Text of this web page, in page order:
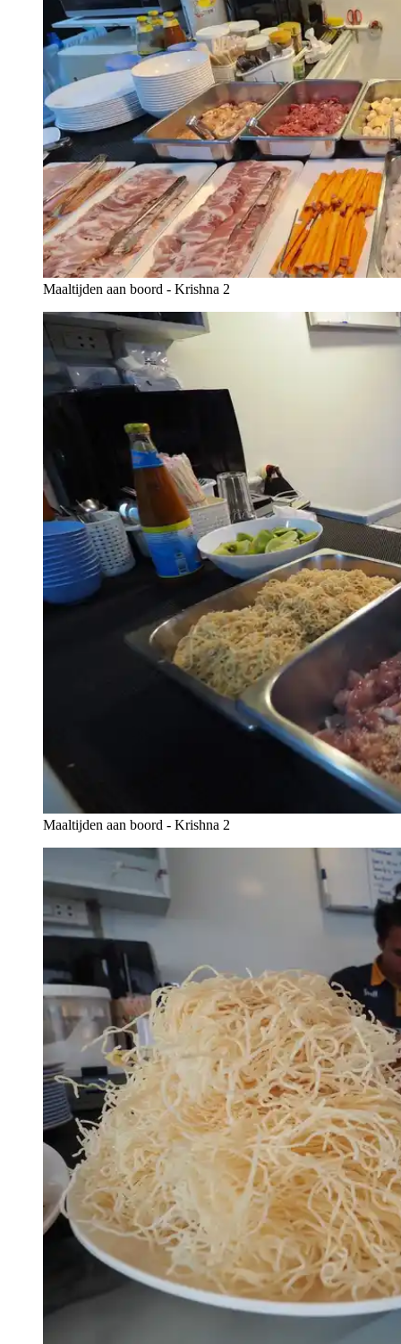
Maaltijden aan boord - Krishna 2
Maaltijden aan boord - Krishna 2